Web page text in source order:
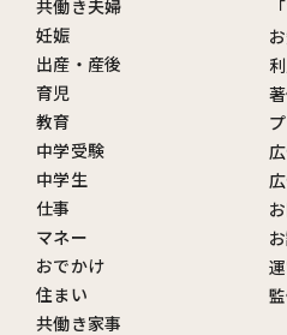
共働き夫婦
妊娠
出産・産後
育児
教育
中学受験
中学生
仕事
マネー
おでかけ
住まい
共働き家事